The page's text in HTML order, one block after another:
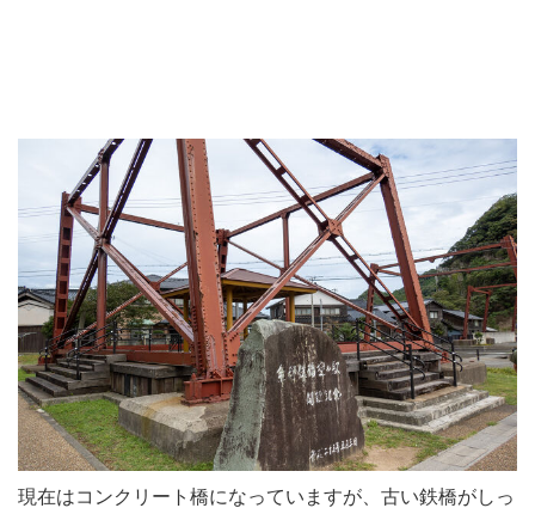
現在はコンクリート橋になっていますが、古い鉄橋がしっ